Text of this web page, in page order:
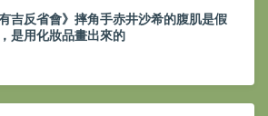
有吉反省會》摔角手赤井沙希的腹肌是假
是用化妝品畫出來的